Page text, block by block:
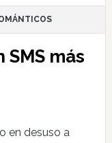
más
en desuso a